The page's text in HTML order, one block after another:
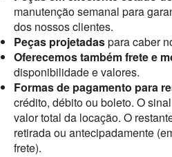
manutenção semanal para
dos nossos clientes.
Peças projetadaspara caber
Oferecemos também frete e
disponibilidade e valores.
Formas de pagamento para
crédito, débito ou boleto. O
valor total da locação. O
retirada ou antecipadamente
frete).